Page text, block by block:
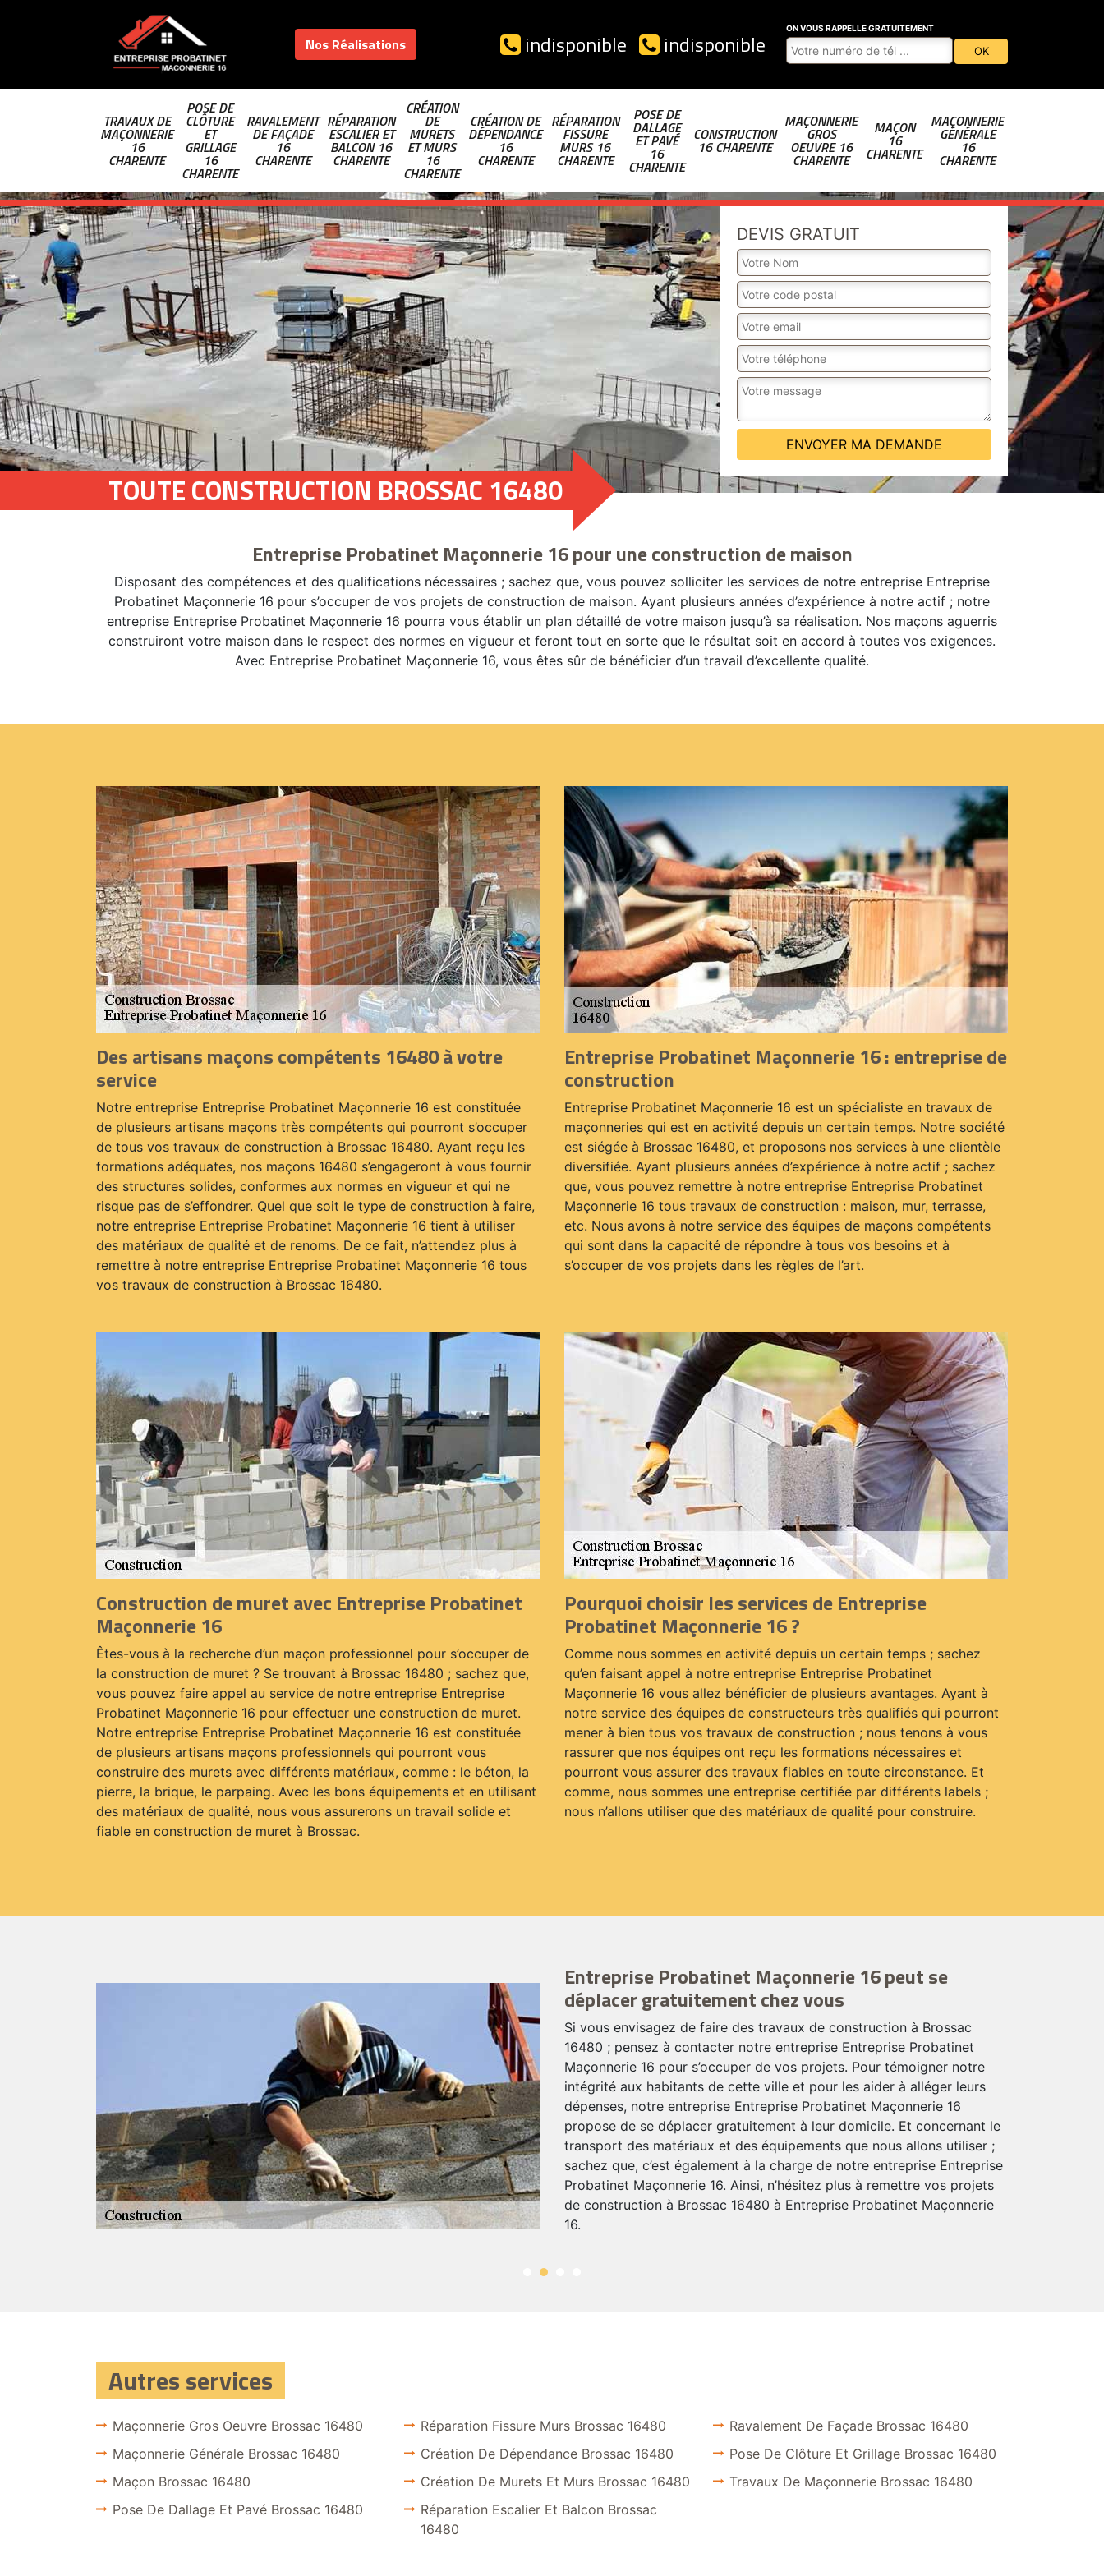
Nos Réalisations indisponible indisponible
ON VOUS RAPPELLE GRATUITEMENT
TRAVAUX DE
MAÇONNERIE
16
CHARENTE
POSE DE
CLÔTURE
ET
GRILLAGE
16
CHARENTE
RAVALEMENT
DE FAÇADE
16
CHARENTE
RÉPARATION
ESCALIER ET
BALCON 16
CHARENTE
CRÉATION
DE
MURETS
ET MURS
16
CHARENTE
CRÉATION DE
DÉPENDANCE
16
CHARENTE
RÉPARATION
FISSURE
MURS 16
CHARENTE
POSE DE
DALLAGE
ET PAVÉ
16
CHARENTE
CONSTRUCTION
16 CHARENTE
MAÇONNERIE
GROS
OEUVRE 16
CHARENTE
MAÇON
16
CHARENTE
MAÇONNERIE
GÉNÉRALE
16
CHARENTE
DEVIS GRATUIT
TOUTE CONSTRUCTION BROSSAC 16480
Entreprise Probatinet Maçonnerie 16 pour une construction de maison
Disposant des compétences et des qualifications nécessaires ; sachez que, vous pouvez solliciter les services de notre entreprise Entreprise
Probatinet Maçonnerie 16 pour s’occuper de vos projets de construction de maison. Ayant plusieurs années d’expérience à notre actif ; notre
entreprise Entreprise Probatinet Maçonnerie 16 pourra vous établir un plan détaillé de votre maison jusqu’à sa réalisation. Nos maçons aguerris
construiront votre maison dans le respect des normes en vigueur et feront tout en sorte que le résultat soit en accord à toutes vos exigences.
Avec Entreprise Probatinet Maçonnerie 16, vous êtes sûr de bénéficier d’un travail d’excellente qualité.
Des artisans maçons compétents 16480 à votre
service
Notre entreprise Entreprise Probatinet Maçonnerie 16 est constituée
de plusieurs artisans maçons très compétents qui pourront s’occuper
de tous vos travaux de construction à Brossac 16480. Ayant reçu les
formations adéquates, nos maçons 16480 s’engageront à vous fournir
des structures solides, conformes aux normes en vigueur et qui ne
risque pas de s’effondrer. Quel que soit le type de construction à faire,
notre entreprise Entreprise Probatinet Maçonnerie 16 tient à utiliser
des matériaux de qualité et de renoms. De ce fait, n’attendez plus à
remettre à notre entreprise Entreprise Probatinet Maçonnerie 16 tous
vos travaux de construction à Brossac 16480.
Entreprise Probatinet Maçonnerie 16 : entreprise de
construction
Entreprise Probatinet Maçonnerie 16 est un spécialiste en travaux de
maçonneries qui est en activité depuis un certain temps. Notre société
est siégée à Brossac 16480, et proposons nos services à une clientèle
diversifiée. Ayant plusieurs années d’expérience à notre actif ; sachez
que, vous pouvez remettre à notre entreprise Entreprise Probatinet
Maçonnerie 16 tous travaux de construction : maison, mur, terrasse,
etc. Nous avons à notre service des équipes de maçons compétents
qui sont dans la capacité de répondre à tous vos besoins et à
s’occuper de vos projets dans les règles de l’art.
Construction de muret avec Entreprise Probatinet
Maçonnerie 16
Êtes-vous à la recherche d’un maçon professionnel pour s’occuper de
la construction de muret ? Se trouvant à Brossac 16480 ; sachez que,
vous pouvez faire appel au service de notre entreprise Entreprise
Probatinet Maçonnerie 16 pour effectuer une construction de muret.
Notre entreprise Entreprise Probatinet Maçonnerie 16 est constituée
de plusieurs artisans maçons professionnels qui pourront vous
construire des murets avec différents matériaux, comme : le béton, la
pierre, la brique, le parpaing. Avec les bons équipements et en utilisant
des matériaux de qualité, nous vous assurerons un travail solide et
fiable en construction de muret à Brossac.
Pourquoi choisir les services de Entreprise
Probatinet Maçonnerie 16 ?
Comme nous sommes en activité depuis un certain temps ; sachez
qu’en faisant appel à notre entreprise Entreprise Probatinet
Maçonnerie 16 vous allez bénéficier de plusieurs avantages. Ayant à
notre service des équipes de constructeurs très qualifiés qui pourront
mener à bien tous vos travaux de construction ; nous tenons à vous
rassurer que nos équipes ont reçu les formations nécessaires et
pourront vous assurer des travaux fiables en toute circonstance. Et
comme, nous sommes une entreprise certifiée par différents labels ;
nous n’allons utiliser que des matériaux de qualité pour construire.
Entreprise Probatinet Maçonnerie 16 peut se
déplacer gratuitement chez vous
Si vous envisagez de faire des travaux de construction à Brossac
16480 ; pensez à contacter notre entreprise Entreprise Probatinet
Maçonnerie 16 pour s’occuper de vos projets. Pour témoigner notre
intégrité aux habitants de cette ville et pour les aider à alléger leurs
dépenses, notre entreprise Entreprise Probatinet Maçonnerie 16
propose de se déplacer gratuitement à leur domicile. Et concernant le
transport des matériaux et des équipements que nous allons utiliser ;
sachez que, c’est également à la charge de notre entreprise Entreprise
Probatinet Maçonnerie 16. Ainsi, n’hésitez plus à remettre vos projets
de construction à Brossac 16480 à Entreprise Probatinet Maçonnerie
16.
Autres services
Maçonnerie Gros Oeuvre Brossac 16480
Maçonnerie Générale Brossac 16480
Maçon Brossac 16480
Pose De Dallage Et Pavé Brossac 16480
Réparation Fissure Murs Brossac 16480
Création De Dépendance Brossac 16480
Création De Murets Et Murs Brossac 16480
Réparation Escalier Et Balcon Brossac
16480
Ravalement De Façade Brossac 16480
Pose De Clôture Et Grillage Brossac 16480
Travaux De Maçonnerie Brossac 16480